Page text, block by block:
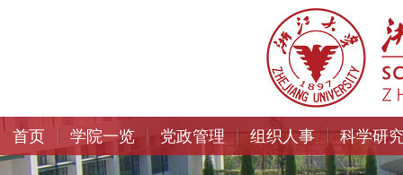
首页 学院一览 党政管理 组织人事 科学研